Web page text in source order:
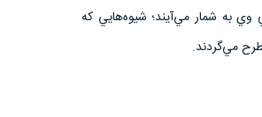
وي به شمار مي‌آيند؛ شيوه‌هايي كه
مي‌گردند.